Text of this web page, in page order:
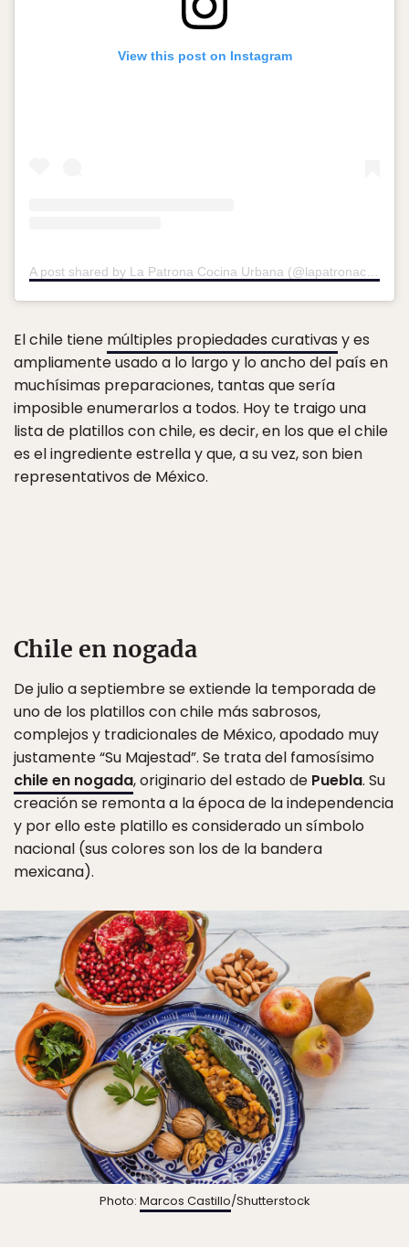
View this post on Instagram
A post shared by La Patrona Cocina Urbana (@lapatronacancun)
El chile tiene múltiples propiedades curativas y es
ampliamente usado a lo largo y lo ancho del país en
muchísimas preparaciones, tantas que sería
imposible enumerarlos a todos. Hoy te traigo una
lista de platillos con chile, es decir, en los que el chile
es el ingrediente estrella y que, a su vez, son bien
representativos de México.
Chile en nogada
De julio a septiembre se extiende la temporada de
uno de los platillos con chile más sabrosos,
complejos y tradicionales de México, apodado muy
justamente “Su Majestad”. Se trata del famosísimo
chile en nogada, originario del estado de Puebla. Su
creación se remonta a la época de la independencia
y por ello este platillo es considerado un símbolo
nacional (sus colores son los de la bandera
mexicana).
Photo: Marcos Castillo/Shutterstock